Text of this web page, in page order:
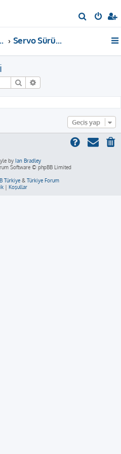
r
Servo Sürücü Örnekleri
Ara
Geçiş yap
by Ian Bradley
Software © phpBB Limited
Türkiye& Türkiye Forum
| Koşullar